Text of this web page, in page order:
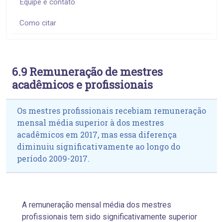
Equipe e contato
Como citar
6.9 Remuneração de mestres
acadêmicos e profissionais
Os mestres profissionais recebiam remuneração
mensal média superior à dos mestres
acadêmicos em 2017, mas essa diferença
diminuiu significativamente ao longo do
período 2009-2017.
A remuneração mensal média dos mestres
profissionais tem sido significativamente superior